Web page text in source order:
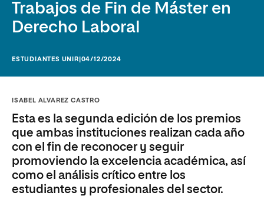
Trabajos de Fin de Máster en
Derecho Laboral
ESTUDIANTES UNIR |04/12/2024
ISABEL ALVAREZ CASTRO
Esta es la segunda edición de los premios
que ambas instituciones realizan cada año
con el fin de reconocer y seguir
promoviendo la excelencia académica, así
como el análisis crítico entre los
estudiantes y profesionales del sector.